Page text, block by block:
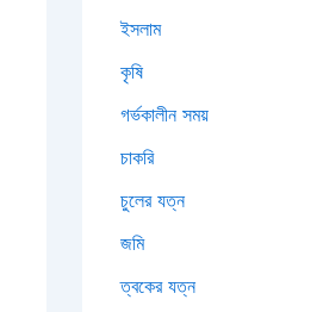
ইসলাম
কৃষি
গর্ভকালীন সময়
চাকরি
চুলের যত্ন
জমি
ত্বকের যত্ন